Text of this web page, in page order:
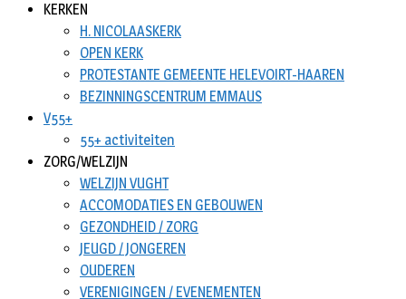
KERKEN
H. NICOLAASKERK
OPEN KERK
PROTESTANTE GEMEENTE HELEVOIRT-HAAREN
BEZINNINGSCENTRUM EMMAUS
V55+
55+ activiteiten
ZORG/WELZIJN
WELZIJN VUGHT
ACCOMODATIES EN GEBOUWEN
GEZONDHEID / ZORG
JEUGD / JONGEREN
OUDEREN
VERENIGINGEN / EVENEMENTEN